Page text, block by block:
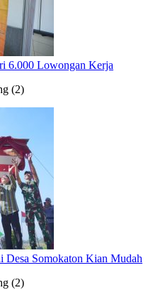
6.000 Lowongan Kerja
(2)
Desa Somokaton Kian Mudah
(2)